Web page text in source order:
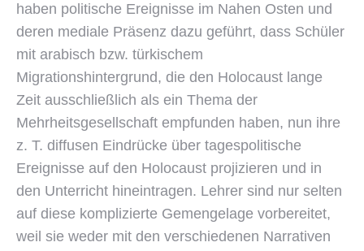
haben politische Ereignisse im Nahen Osten und
deren mediale Präsenz dazu geführt, dass Schüler
mit arabisch bzw. türkischem
Migrationshintergrund, die den Holocaust lange
Zeit ausschließlich als ein Thema der
Mehrheitsgesellschaft empfunden haben, nun ihre
z. T. diffusen Eindrücke über tagespolitische
Ereignisse auf den Holocaust projizieren und in
den Unterricht hineintragen. Lehrer sind nur selten
auf diese komplizierte Gemengelage vorbereitet,
weil sie weder mit den verschiedenen Narrativen